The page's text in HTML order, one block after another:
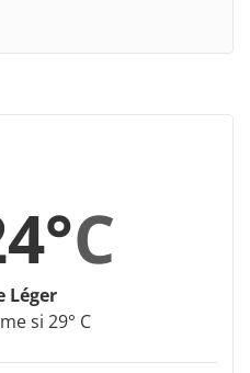
C
Léger
si 29° C